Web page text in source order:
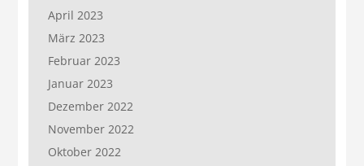
April 2023
März 2023
Februar 2023
Januar 2023
Dezember 2022
November 2022
Oktober 2022